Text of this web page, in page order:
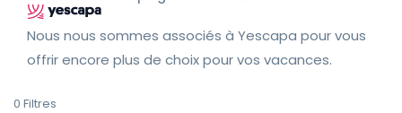
Nous nous sommes associés à Yescapa pour vous
offrir encore plus de choix pour vos vacances.
0 Filtres